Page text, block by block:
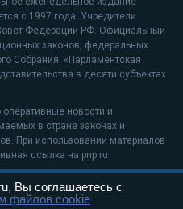
с 1997 года. Учредители
Федерации РФ. Официальный
законов, федеральных
Собрания. «Парламентская
в десяти субъектах
оперативные новости и
в стране законах и
При использовании материалов
ссылка на pnp.ru
рекомендательные
Вы соглашаетесь с
файлов cookie